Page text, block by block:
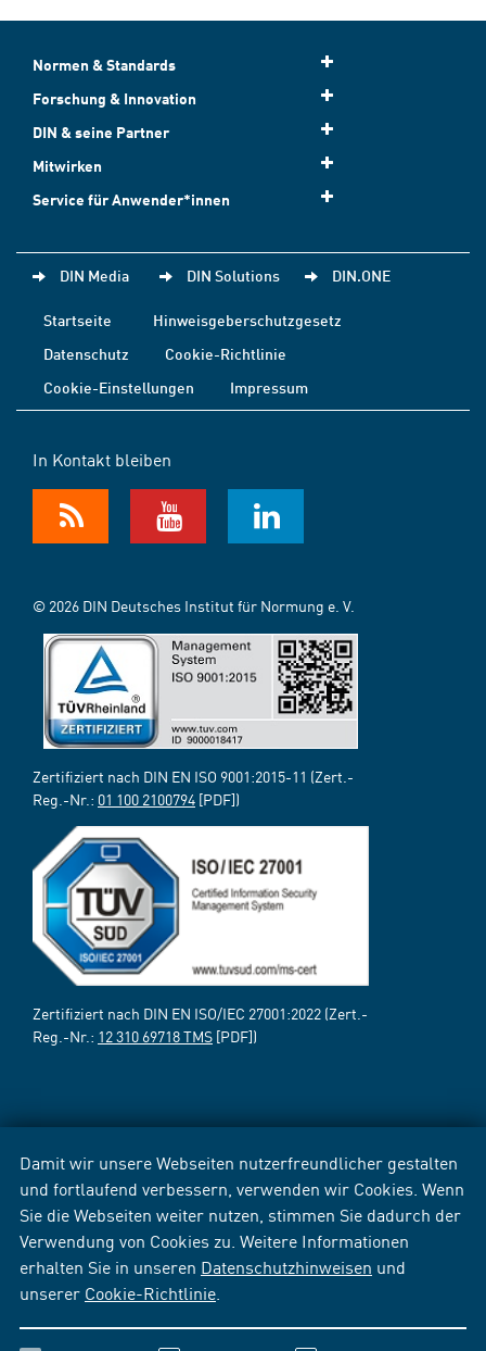
Damit wir unsere Webseiten nutzerfreundlicher gestalten
und fortlaufend verbessern, verwenden wir Cookies. Wenn
Sie die Webseiten weiter nutzen, stimmen Sie dadurch der
Verwendung von Cookies zu. Weitere Informationen
erhalten Sie in unseren Datenschutzhinweisen und
unserer Cookie-Richtlinie
Normen & Standards
Forschung & Innovation
DIN & seine Partner
Mitwirken
Service für Anwender*innen
DIN Media DIN Solutions DIN.ONE
Startseite
Hinweisgeberschutzgesetz
Datenschutz
Cookie-Richtlinie
Cookie-Einstellungen
Impressum
In Kontakt bleiben
© 2026 DIN Deutsches Institut für Normung e. V.
Zertifiziert nach DIN EN ISO 9001:2015-11 (Zert.-
Reg.-Nr.: 01 100 2100794 [PDF])
Zertifiziert nach DIN EN ISO/IEC 27001:2022 (Zert.-
Reg.-Nr.: 12 310 69718 TMS [PDF])